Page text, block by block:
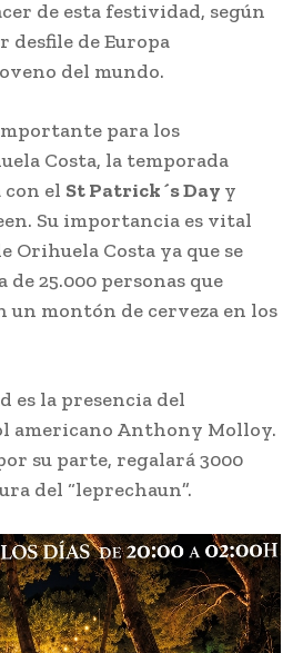
de esta festividad, según
desfile de Europa
del mundo.
para los
Costa, la temporada
el St Patrick´s Day y
Su importancia es vital
Orihuela Costa ya que se
de 25.000 personas que
un montón de cerveza en los
es la presencia del
americano Anthony Molloy.
su parte, regalará 3000
del “leprechaun”.